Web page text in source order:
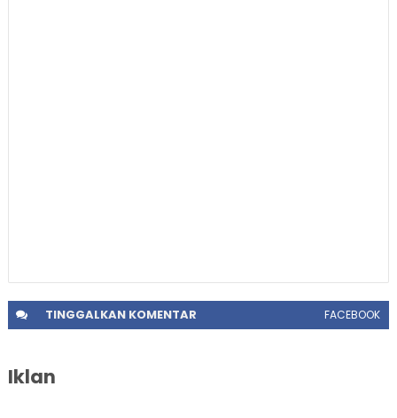
TINGGALKANKOMENTAR FACEBOOK
Iklan